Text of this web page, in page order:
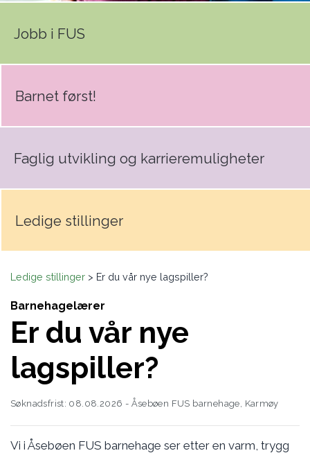
Jobb i FUS
Barnet først!
Faglig utvikling og karrieremuligheter
Ledige stillinger
Ledige stillinger > Er du vår nye lagspiller?
Barnehagelærer
Er du vår nye
lagspiller?
Søknadsfrist: 08.08.2026 - Åsebøen FUS barnehage, Karmøy
Vi i Åsebøen FUS barnehage ser etter en varm, trygg